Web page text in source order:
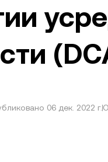
06 дек. 2022 г.